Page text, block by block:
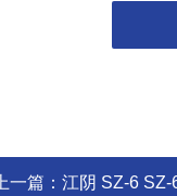
上一篇： 江阴 SZ-6 SZ-